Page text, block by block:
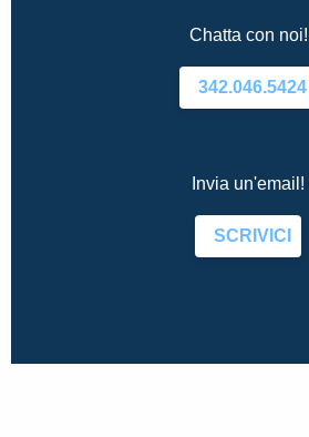
Chatta con noi!
342.046.5424
Invia un'email!
SCRIVICI